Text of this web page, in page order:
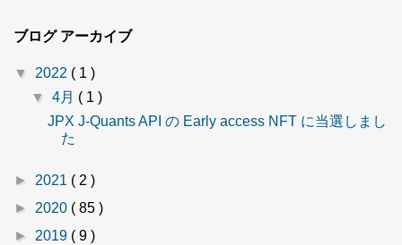
ブログ アーカイブ
▼ 2022 ( 1 )
▼4月 ( 1 )
JPX J-Quants API の Early access NFT に当選しまし
た
► 2021 ( 2 )
► 2020 ( 85 )
► 2019 ( 9 )